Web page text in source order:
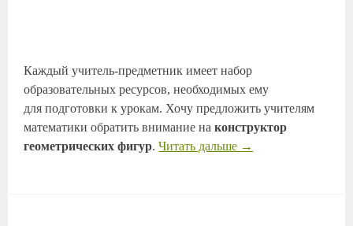
Каждый учитель-предметник имеет набор
образовательных ресурсов, необходимых ему
для подготовки к урокам. Хочу предложить учителям
математики обратить внимание наконструктор
геометрических фигур.Читать дальше →